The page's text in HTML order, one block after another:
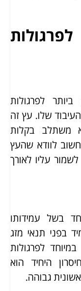
לפרגולות
שלו. עץ זה
משתלב בקלות
לוודא שהעץ
עליו לאורך
בשל עמידותו
בפני תנאי מזג
לפרגולות
היחיד הוא
גבוהה.